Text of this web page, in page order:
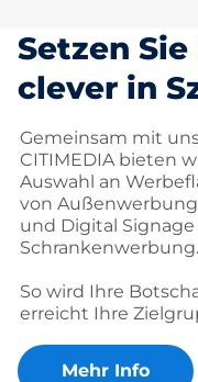
Setzen
clever in
Gemeinsam mit
CITIMEDIA bieten
Auswahl an
von
und Digital
Schrankenwerbung.
So wird Ihre
erreicht Ihre
Mehr Info